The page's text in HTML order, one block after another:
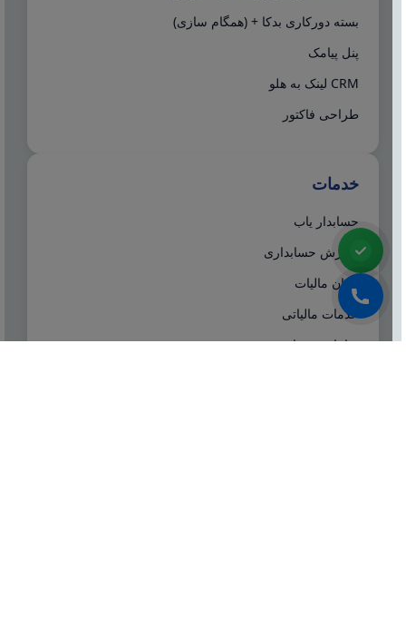
بسته دورکاری بدکا + (همگام سازی)
پنل پیامک
CRM لینک به هلو
طراحی فاکتور
خدمات
حسابدار یاب
آموزش حسابداری
ایران مالیات
خدمات مالیاتی
سامانه مودیان